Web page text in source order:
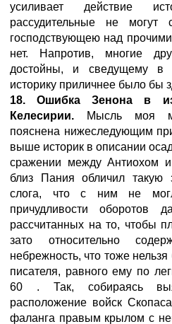
усиливает действие
рассудительные не
господствующею над
нет. Напротив, многие
достойны, и сведущему в
историку приличнее было бы
18. Ошибка Зенона в
Келесирии.
Мысль моя
пояснена нижеследующим
выше историк в описании
сражении между Антиохом
близ Пания обличил такую
слога, что с ним не
причудливости оборотов
рассчитанных на то, чтобы
зато относительно
небрежность, что тоже
писателя, равного ему по
60 . Так, собираясь
расположение войск
фаланга правым крылом с